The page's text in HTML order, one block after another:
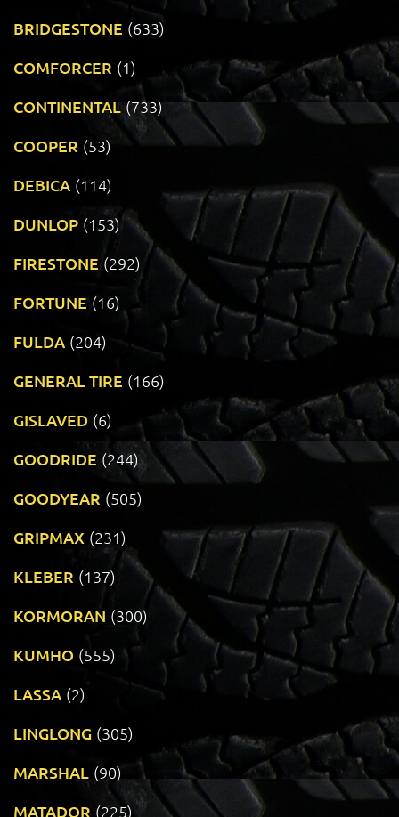
BRIDGESTONE (633)
COMFORCER (1)
CONTINENTAL (733)
COOPER (53)
DEBICA (114)
DUNLOP (153)
FIRESTONE (292)
FORTUNE (16)
FULDA (204)
GENERAL TIRE (166)
GISLAVED (6)
GOODRIDE (244)
GOODYEAR (505)
GRIPMAX (231)
KLEBER (137)
KORMORAN (300)
KUMHO (555)
LASSA (2)
LINGLONG (305)
MARSHAL (90)
MATADOR (225)